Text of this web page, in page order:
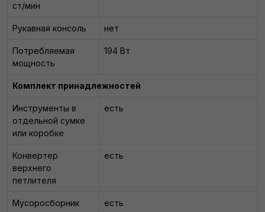
ст/мин
Рукавная консоль нет
Потребляемая
мощность
194 Вт
Комплект принадлежностей
Инструменты в
отдельной сумке
или коробке
есть
Конвертер
верхнего
петлителя
есть
Мусоросборник есть